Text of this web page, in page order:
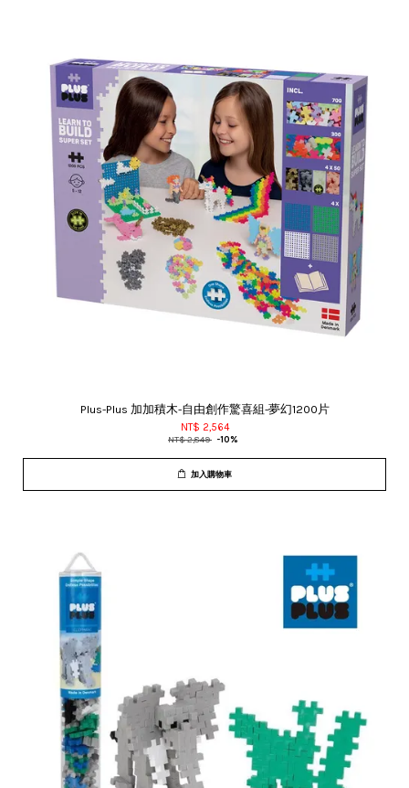
Plus-Plus 加加積木-自由創作驚喜組-夢幻1200片
NT$ 2,564
NT$ 2,849 -10%
加入購物車